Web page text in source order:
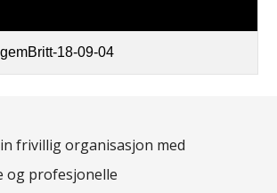
18-09-04
frivillig organisasjon med
og profesjonelle